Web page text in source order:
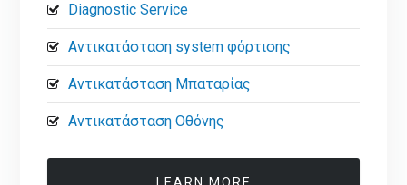
Diagnostic Service
Αντικατάσταση system φόρτισης
Αντικατάσταση Μπαταρίας
Αντικατάσταση Οθόνης